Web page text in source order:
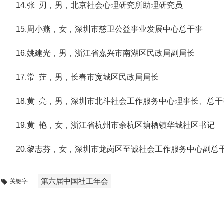
14.张 刃，男，北京社会心理研究所助理研究员
15.周小燕，女，深圳市慈卫公益事业发展中心总干事
16.姚建光，男，浙江省嘉兴市南湖区民政局副局长
17.常 茳，男，长春市宽城区民政局局长
18.黄 亮，男，深圳市北斗社会工作服务中心理事长、总
19.黄 艳，女，浙江省杭州市余杭区塘栖镇华城社区书记
20.黎志芬，女，深圳市龙岗区至诚社会工作服务中心副总
关键字 第六届中国社工年会